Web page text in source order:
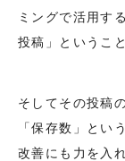
ミングで活用す
投稿」というこ
そしてその投稿
「保存数」とい
改善にも力を入